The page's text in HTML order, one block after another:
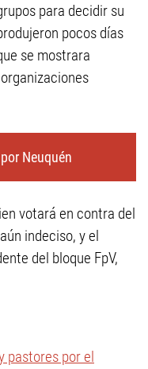
para decidir su
pocos días
se mostrara
Neuquén
votará en contra del
indeciso, y el
del bloque FpV,
pastores por el